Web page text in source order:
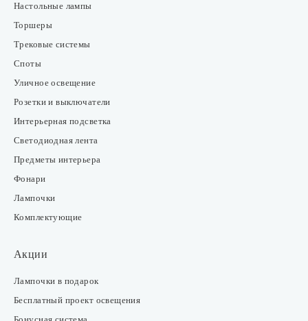
Настольные лампы
Торшеры
Трековые системы
Споты
Уличное освещение
Розетки и выключатели
Интерьерная подсветка
Светодиодная лента
Предметы интерьера
Фонари
Лампочки
Комплектующие
Акции
Лампочки в подарок
Бесплатный проект освещения